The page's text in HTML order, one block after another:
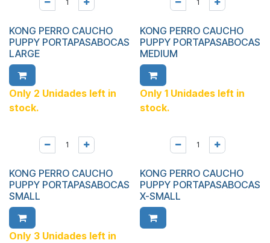
KONG PERRO CAUCHO
PUPPY PORTAPASABOCAS
LARGE
Only 2 Unidades left in
stock.
KONG PERRO CAUCHO
PUPPY PORTAPASABOCAS
MEDIUM
Only 1 Unidades left in
stock.
KONG PERRO CAUCHO
PUPPY PORTAPASABOCAS
SMALL
Only 3 Unidades left in
KONG PERRO CAUCHO
PUPPY PORTAPASABOCAS
X-SMALL